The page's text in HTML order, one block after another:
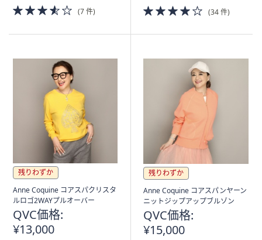
3.5
of
(7 件)
4.0
of
(34 件)
残りわずか
Anne Coquine コアスパクリスタ
ルロゴ2WAYプルオーバー
QVC価格:
¥13,000
残りわずか
Anne Coquine コアスパンヤーン
ニットジップアップブルゾン
QVC価格:
¥15,000